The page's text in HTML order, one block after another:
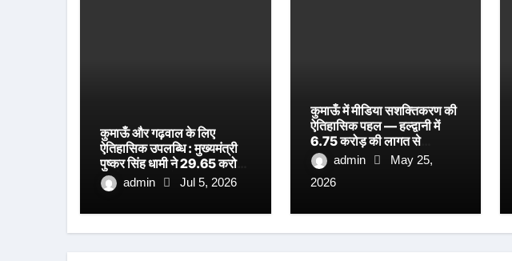
कुमाऊँ और गढ़वाल के लिए
ऐतिहासिक उपलब्धि : मुख्यमंत्री
पुष्कर सिंह धामी ने 29.65 करोड़
रुपये की लागत से निर्मित धनगढ़ी
सेतु का किया लोकार्पण
admin Jul 5, 2026
कुमाऊँ में मीडिया सशक्तिकरण की
ऐतिहासिक पहल — हल्द्वानी में
6.75 करोड़ की लागत से
अत्याधुनिक मीडिया सेन्टर का
शिलान्यास, मुख्यमंत्री पुष्कर सिंह
धामी का बड़ा ऐलान
admin
May 25,
2026